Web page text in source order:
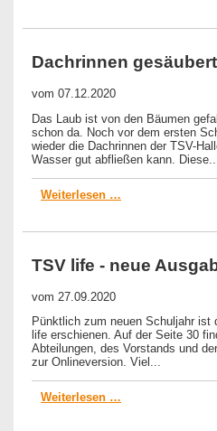
Dachrinnen gesäubert
vom 07.12.2020
Das Laub ist von den Bäumen
schon da. Noch vor dem ersten
wieder die Dachrinnen der TSV-
Wasser gut abfließen kann.
Weiterlesen …
TSV life - neue
vom 27.09.2020
Pünktlich zum neuen Schuljahr ist
life erschienen. Auf der Seite 30
Abteilungen, des Vorstands und
zur Onlineversion. Viel...
Weiterlesen …